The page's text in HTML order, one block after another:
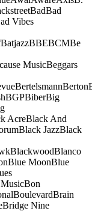
BadBad
Vibes
BatjazzBBEBCMBe
MusicBeggars
BertelsmannBerton
BGPBiberBig
AcreBlack And
Black JazzBlack
BlackwoodBlanco
Blue MoonBlue
Bon
BoulevardBrain
Bridge Nine